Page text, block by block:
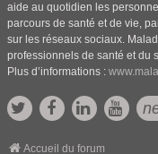
aide au quotidien les
parcours de santé et de vie,
sur les réseaux sociaux.
professionnels de santé et du
Plus d’informations :
Accueil du forum